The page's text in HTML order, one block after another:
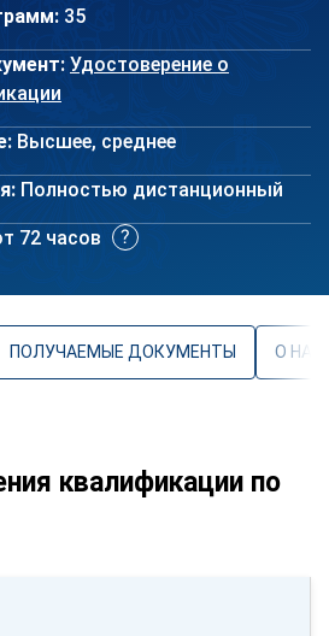
35
Удостоверение о
Высшее, среднее
Полностью дистанционный
72 часов
ПОЛУЧАЕМЫЕ ДОКУМЕНТЫ О
квалификации по